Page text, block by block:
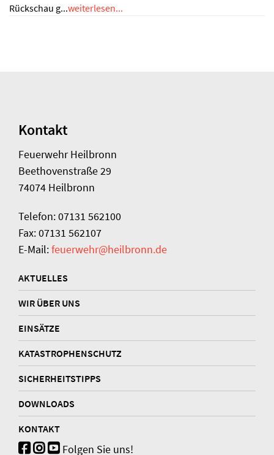
Rückschau g...weiterlesen...
Kontakt
Feuerwehr Heilbronn
Beethovenstraße 29
74074 Heilbronn
Telefon: 07131 562100
Fax: 07131 562107
E-Mail:feuerwehr@heilbronn.de
AKTUELLES
WIR ÜBER UNS
EINSÄTZE
KATASTROPHENSCHUTZ
SICHERHEITSTIPPS
DOWNLOADS
KONTAKT
Folgen Sie uns!